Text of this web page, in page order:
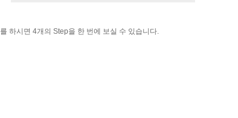
를 하시면 4개의 Step을 한 번에 보실 수 있습니다.